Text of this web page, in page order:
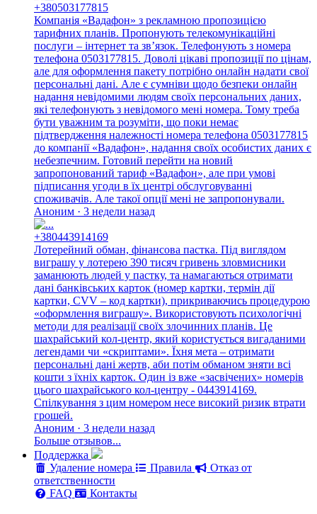
+380503177815
Компанія «Вадафон» з рекламною пропозицією
тарифних планів. Пропонують телекомунікаційні
послуги – інтернет та зв’язок. Телефонують з номера
телефона 0503177815. Доволі цікаві пропозиції по цінам,
але для оформлення пакету потрібно онлайн надати свої
персональні дані. Але є сумніви щодо безпеки онлайн
надання невідомими людям своїх персональних даних,
які телефонують з невідомого мені номера. Тому треба
бути уважним та розуміти, що поки немає
підтвердження належності номера телефона 0503177815
до компанії «Вадафон», надання своїх особистих даних є
небезпечним. Готовий перейти на новий
запропонований тариф «Вадафон», але при умові
підписання угоди в їх центрі обслуговуванні
споживачів. Але такої опції мені не запропонували.
Аноним · 3 недели назад
+380443914169
Лотерейний обман, фінансова пастка. Під виглядом
виграшу у лотерею 390 тисяч гривень зловмисники
заманюють людей у пастку, та намагаються отримати
дані банківських карток (номер картки, термін дії
картки, CVV – код картки), прикриваючись процедурою
«оформлення виграшу». Використовують психологічні
методи для реалізації своїх злочинних планів. Це
шахрайський кол-центр, який користується вигаданими
легендами чи «скриптами». Їхня мета – отримати
персональні дані жертв, аби потім обманом зняти всі
кошти з їхніх карток. Один із вже «засвічених» номерів
цього шахрайського кол-центру - 0443914169.
Спілкування з цим номером несе високий ризик втрати
грошей.
Аноним · 3 недели назад
Больше отзывов...
Поддержка
Удаление номера
Правила
Отказ от
ответственности
FAQ
Контакты